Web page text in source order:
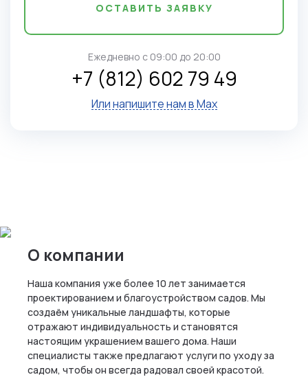
ОСТАВИТЬ ЗАЯВКУ
Ежедневно c 09:00 до 20:00
+7 (812) 602 79 49
Или напишите нам в Max
О компании
Наша компания уже более 10 лет занимается
проектированием и благоустройством садов. Мы
создаём уникальные ландшафты, которые
отражают индивидуальность и становятся
настоящим украшением вашего дома. Наши
специалисты также предлагают услуги по уходу за
садом, чтобы он всегда радовал своей красотой.